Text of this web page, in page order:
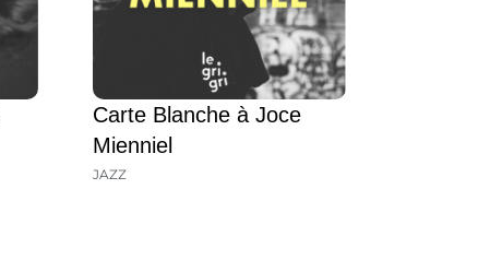
Carte Blanche à Joce
Mienniel
JAZZ